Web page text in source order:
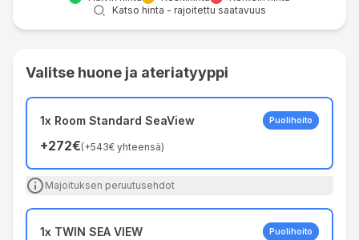
Katso hinta - rajoitettu saatavuus
Valitse huone ja ateriatyyppi
1x Room Standard SeaView Puolihoito
+272€(+543€ yhteensä)
Majoituksen peruutusehdot
1x TWIN SEA VIEW Puolihoito